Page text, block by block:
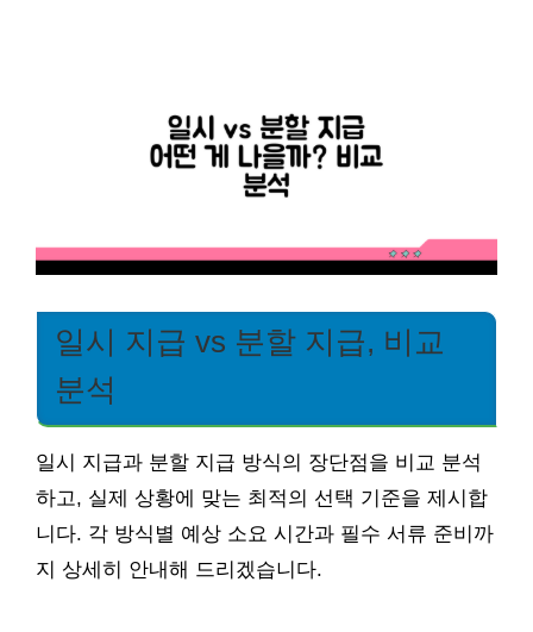
일시 지급 vs 분할 지급, 비교
분석
일시 지급과 분할 지급 방식의 장단점을 비교 분석
하고, 실제 상황에 맞는 최적의 선택 기준을 제시합
니다. 각 방식별 예상 소요 시간과 필수 서류 준비까
지 상세히 안내해 드리겠습니다.